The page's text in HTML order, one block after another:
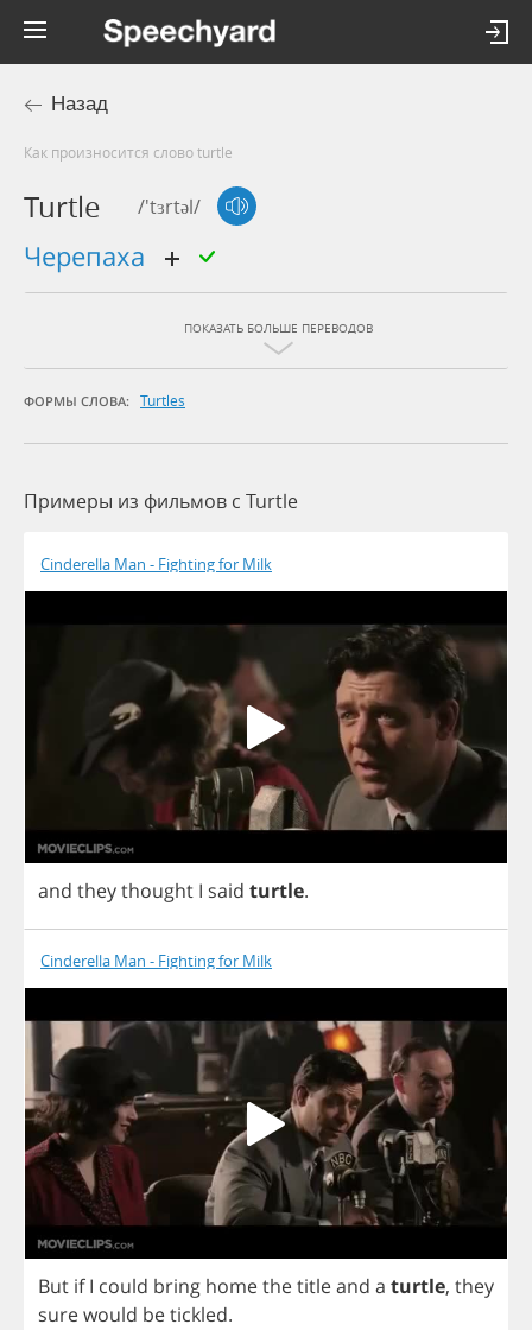
Назад
Как произносится слово turtle
Turtle /'tɜrtəl/
черепаха
ПОКАЗАТЬ БОЛЬШЕ ПЕРЕВОДОВ
ФОРМЫ СЛОВА: Turtles
Примеры из фильмов c Turtle
Cinderella Man - Fighting for Milk
and theythought I said turtle.
Cinderella Man - Fighting for Milk
But if I could bring homethetitleand a turtle, they
surewould betickled.